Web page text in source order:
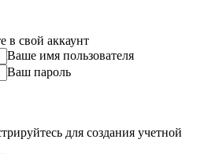
в свой аккаунт
Ваше имя пользователя
Ваш пароль
для создания учетной